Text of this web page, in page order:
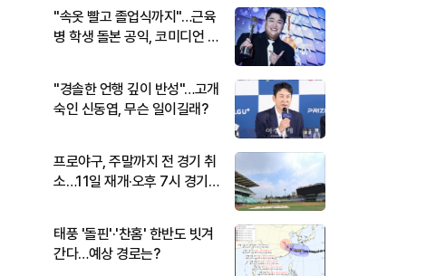
"속옷 빨고 졸업식까지"…근육
병 학생 돌본 공익, 코미디언 김
"경솔한 언행 깊이 반성"…고개
숙인 신동엽, 무슨 일이길래?
프로야구, 주말까지 전 경기 취
소…11일 재개·오후 7시 경기
태풍 '돌핀'·'찬홈' 한반도 빗겨
간다…예상 경로는?